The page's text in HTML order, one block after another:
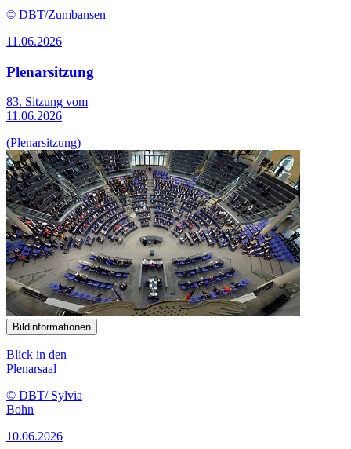
© DBT/Zumbansen
11.06.2026
Plenarsitzung
83. Sitzung vom
11.06.2026
(Plenarsitzung)
Bildinformationen
Blick in den
Plenarsaal
© DBT/ Sylvia
Bohn
10.06.2026